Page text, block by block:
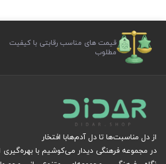
قیمت های مناسب رقابتی با کیفیت
مطلوب
از دل مناسبت‌ها تا دل آدم‌هابا افتخار
در مجموعه فرهنگی دیدار می‌کوشیم با بهره‌گیری